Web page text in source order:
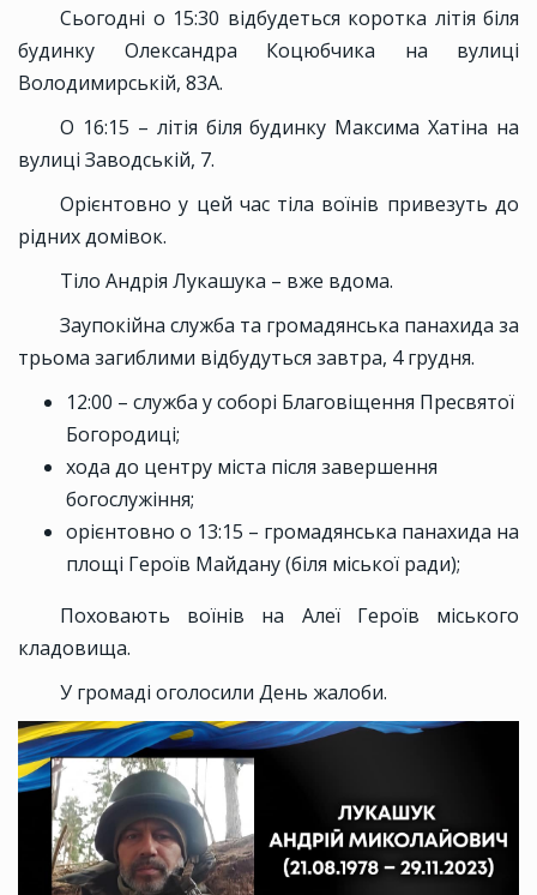
Сьогодні о 15:30 відбудеться коротка літія біля
будинку Олександра Коцюбчика на вулиці
Володимирській, 83А.
О 16:15 – літія біля будинку Максима Хатіна на
вулиці Заводській, 7.
Орієнтовно у цей час тіла воїнів привезуть до
рідних домівок.
Тіло Андрія Лукашука – вже вдома.
Заупокійна служба та громадянська панахида за
трьома загиблими відбудуться завтра, 4 грудня.
12:00 – служба у соборі Благовіщення Пресвятої
Богородиці;
хода до центру міста після завершення
богослужіння;
орієнтовно о 13:15 – громадянська панахида на
площі Героїв Майдану (біля міської ради);
Поховають воїнів на Алеї Героїв міського
кладовища.
У громаді оголосили День жалоби.